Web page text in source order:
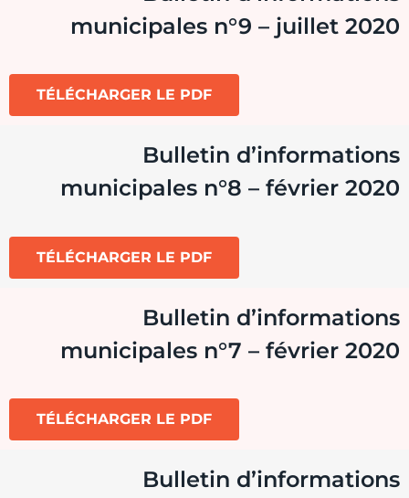
municipales n°9 – juillet 2020
TÉLÉCHARGER LE PDF
Bulletin d’informations
municipales n°8 – février 2020
TÉLÉCHARGER LE PDF
Bulletin d’informations
municipales n°7 – février 2020
TÉLÉCHARGER LE PDF
Bulletin d’informations